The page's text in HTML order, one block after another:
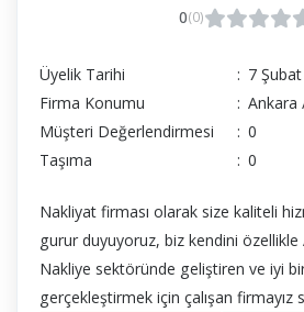
0(0)
Üyelik Tarihi : 7
Firma Konumu
: Ankara
Müşteri Değerlendirmesi
: 0
Taşıma
: 0
Nakliyat firması olarak size kaliteli
gurur duyuyoruz, biz kendini özellikle
Nakliye sektöründe geliştiren ve iyi
gerçekleştirmek için çalışan firmayız